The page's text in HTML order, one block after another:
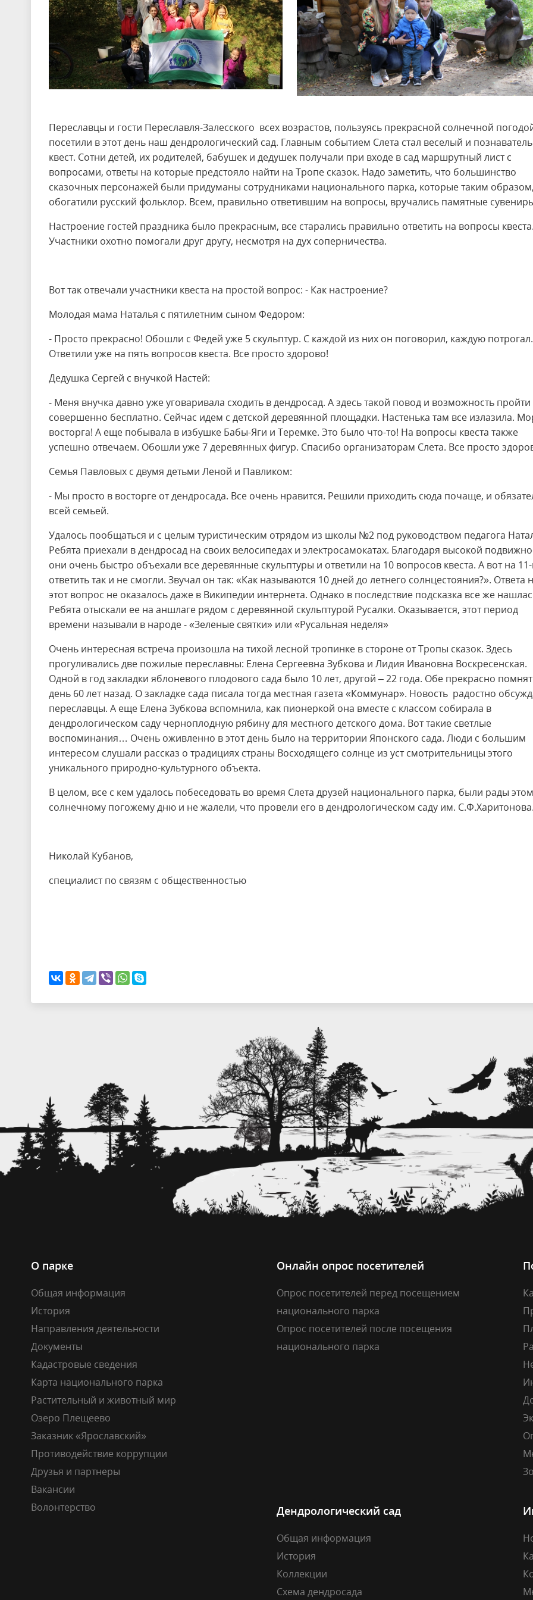
Переславцы и гости Переславля-Залесского всех возрастов, пользуясь прекрасной солнечной
посетили в этот день наш дендрологический сад. Главным событием Слета стал веселый и
квест. Сотни детей, их родителей, бабушек и дедушек получали при входе в сад маршрутный лист с
вопросами, ответы на которые предстояло найти на Тропе сказок. Надо заметить, что большинство
сказочных персонажей были придуманы сотрудниками национального парка, которые таким
обогатили русский фольклор. Всем, правильно ответившим на вопросы, вручались памятные
Настроение гостей праздника было прекрасным, все старались правильно ответить на вопросы
Участники охотно помогали друг другу, несмотря на дух соперничества.
Вот так отвечали участники квеста на простой вопрос: - Как настроение?
Молодая мама Наталья с пятилетним сыном Федором:
- Просто прекрасно! Обошли с Федей уже 5 скульптур. С каждой из них он поговорил, каждую потрогал.
Ответили уже на пять вопросов квеста. Все просто здорово!
Дедушка Сергей с внучкой Настей:
- Меня внучка давно уже уговаривала сходить в дендросад. А здесь такой повод и возможность пройти
совершенно бесплатно. Сейчас идем с детской деревянной площадки. Настенька там все излазила.
восторга! А еще побывала в избушке Бабы-Яги и Теремке. Это было что-то! На вопросы квеста также
успешно отвечаем. Обошли уже 7 деревянных фигур. Спасибо организаторам Слета. Все просто
Семья Павловых с двумя детьми Леной и Павликом:
- Мы просто в восторге от дендросада. Все очень нравится. Решили приходить сюда почаще, и
всей семьей.
Удалось пообщаться и с целым туристическим отрядом из школы №2 под руководством педагога
Ребята приехали в дендросад на своих велосипедах и электросамокатах. Благодаря высокой
они очень быстро объехали все деревянные скульптуры и ответили на 10 вопросов квеста. А вот на
ответить так и не смогли. Звучал он так: «Как называются 10 дней до летнего солнцестояния?». Ответа
этот вопрос не оказалось даже в Википедии интернета. Однако в последствие подсказка все же
Ребята отыскали ее на аншлаге рядом с деревянной скульптурой Русалки. Оказывается, этот период
времени называли в народе - «Зеленые святки» или «Русальная неделя»
Очень интересная встреча произошла на тихой лесной тропинке в стороне от Тропы сказок. Здесь
прогуливались две пожилые переславны: Елена Сергеевна Зубкова и Лидия Ивановна Воскресенская.
Одной в год закладки яблоневого плодового сада было 10 лет, другой – 22 года. Обе прекрасно помнят
день 60 лет назад. О закладке сада писала тогда местная газета «Коммунар». Новость радостно
переславцы. А еще Елена Зубкова вспомнила, как пионеркой она вместе с классом собирала в
дендрологическом саду черноплодную рябину для местного детского дома. Вот такие светлые
воспоминания… Очень оживленно в этот день было на территории Японского сада. Люди с большим
интересом слушали рассказ о традициях страны Восходящего солнце из уст смотрительницы этого
уникального природно-культурного объекта.
В целом, все с кем удалось побеседовать во время Слета друзей национального парка, были рады
солнечному погожему дню и не жалели, что провели его в дендрологическом саду им.
Николай Кубанов,
специалист по связям с общественностью
О парке
Общая информация
История
Направления деятельности
Документы
Кадастровые сведения
Карта национального парка
Растительный и животный мир
Озеро Плещеево
Заказник «Ярославский»
Противодействие коррупции
Друзья и партнеры
Вакансии
Волонтерство
Онлайн опрос посетителей
Опрос посетителей перед посещением
национального парка
Опрос посетителей после посещения
национального парка
Дендрологический сад
Общая информация
История
Коллекции
Схема дендросада